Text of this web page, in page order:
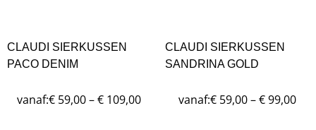
CLAUDI SIERKUSSEN
PACO DENIM
vanaf:€ 59,00–€ 109,00
CLAUDI SIERKUSSEN
SANDRINA GOLD
vanaf:€59,00 – €99,00